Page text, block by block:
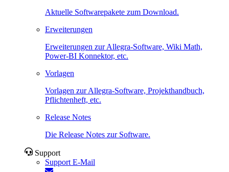
Aktuelle Softwarepakete zum Download.
Erweiterungen
Erweiterungen zur Allegra-Software, Wiki Math,
Power-BI Konnektor, etc.
Vorlagen
Vorlagen zur Allegra-Software, Projekthandbuch,
Pflichtenheft, etc.
Release Notes
Die Release Notes zur Software.
Support
Support E-Mail